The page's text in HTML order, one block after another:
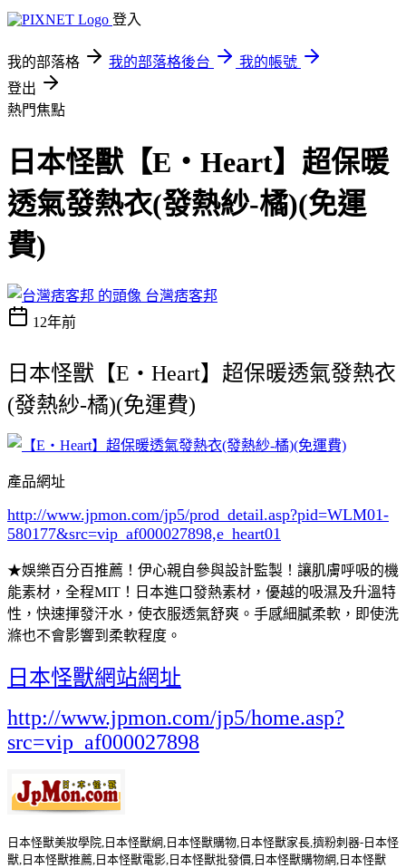
登入
我的部落格 我的部落格後台
我的帳號
登出
熱門焦點
日本怪獸【E‧Heart】超保暖
透氣發熱衣(發熱紗-橘)(免運
費)
台灣痞客邦
12年前
日本怪獸【E‧Heart】超保暖透氣發熱衣
(發熱紗-橘)(免運費)
產品網址
http://www.jpmon.com/jp5/prod_detail.asp?pid=WLM01-
580177&src=vip_af000027898,e_heart01
★娛樂百分百推薦！伊心親自參與設計監製！讓肌膚呼吸的機
能素材，全程MIT！日本進口發熱素材，優越的吸濕及升溫特
性，快速揮發汗水，使衣服透氣舒爽。手感細膩柔軟，即使洗
滌也不會影響到柔軟程度。
日本怪獸網站網址
http://www.jpmon.com/jp5/home.asp?
src=vip_af000027898
日本怪獸美妝學院,日本怪獸網,日本怪獸購物,日本怪獸家長,擠粉刺器-日本怪
獸,日本怪獸推薦,日本怪獸電影,日本怪獸批發價,日本怪獸購物網,日本怪獸